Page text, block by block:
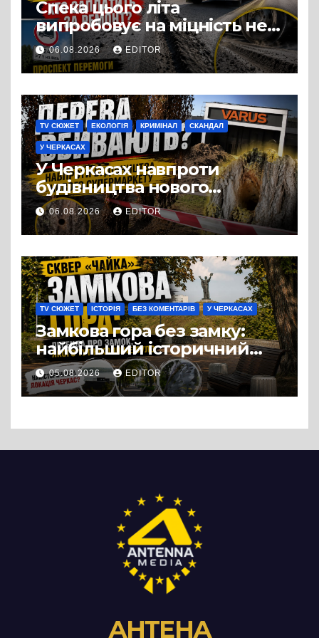
Спека цього літа
випробовує на міцність не
лише людей, а й дороги
Черкас
06.08.2026 EDITOR
TV СЮЖЕТ ЕКОЛОГІЯ КРИМІНАЛ СКАНДАЛ
У ЧЕРКАСАХ
У Черкасах навпроти
будівництва нового
супермаркету VARUS на
проспекті Перемоги всохли
дерева. І це навряд чи
можна назвати
випадковістю
06.08.2026 EDITOR
TV СЮЖЕТ ІСТОРІЯ БЕЗ КОМЕНТАРІВ У ЧЕРКАСАХ
Замкова гора без замку:
найбільший історичний
міф Черкас
05.08.2026 EDITOR
АНТЕНА